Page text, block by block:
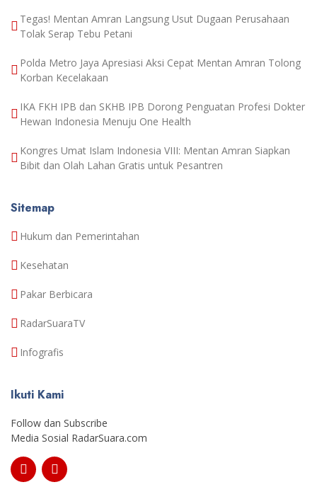
Tegas! Mentan Amran Langsung Usut Dugaan Perusahaan
Tolak Serap Tebu Petani
Polda Metro Jaya Apresiasi Aksi Cepat Mentan Amran Tolong
Korban Kecelakaan
IKA FKH IPB dan SKHB IPB Dorong Penguatan Profesi Dokter
Hewan Indonesia Menuju One Health
Kongres Umat Islam Indonesia VIII: Mentan Amran Siapkan
Bibit dan Olah Lahan Gratis untuk Pesantren
Sitemap
Hukum dan Pemerintahan
Kesehatan
Pakar Berbicara
RadarSuaraTV
Infografis
Ikuti Kami
Follow dan Subscribe
Media Sosial RadarSuara.com